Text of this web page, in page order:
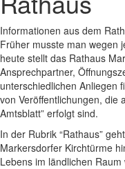
Informationen aus dem
Früher musste man wegen
heute stellt das Rathaus
Ansprechpartner,
unterschiedlichen Anliegen
von Veröffentlichungen, die
Amtsblatt” erfolgt sind.
In der Rubrik “Rathaus”
Markersdorfer Kirchtürme
Lebens im ländlichen